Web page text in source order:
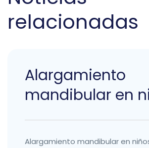
relacionadas
Alargamiento
mandibular en
Alargamiento mandibular en